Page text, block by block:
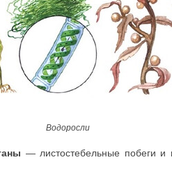
Водоросли
— листостебельные побе­ги и